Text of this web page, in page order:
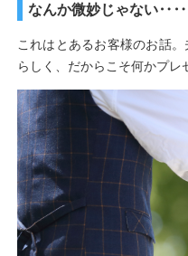
なんか微妙じゃない
これはとあるお客様のお話
らしく、だからこそ何かプレ